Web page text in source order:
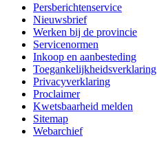
Persberichtenservice
Nieuwsbrief
Werken bij de provincie
Servicenormen
Inkoop en aanbesteding
Toegankelijkheidsverklaring
Privacyverklaring
Proclaimer
Kwetsbaarheid melden
Sitemap
Webarchief